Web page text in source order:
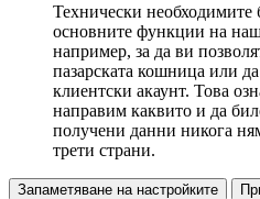
Технически необходимите
основните функции на
например, за да ви
пазарската кошница или
клиентски акаунт. Това
направим каквито и да
получени данни никога
трети страни.
Запаметяване на настройките